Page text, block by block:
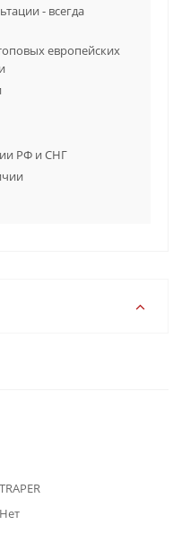
- всегда
европейских
РФ и СНГ
TRAPER
Нет